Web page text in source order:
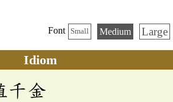
Font Small Medium Large
Idiom
千金